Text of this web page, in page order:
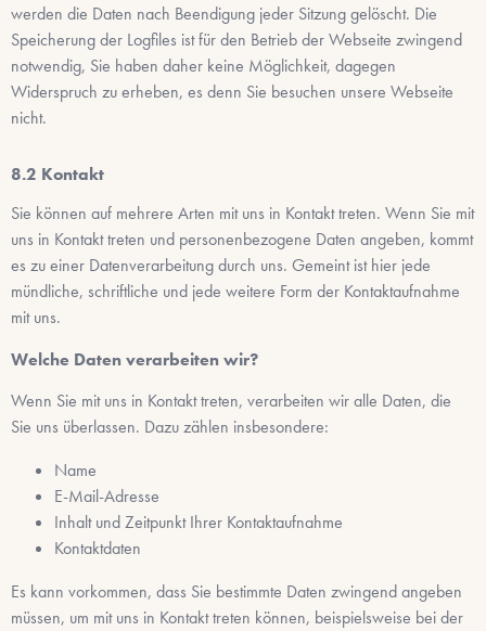
werden die Daten nach Beendigung jeder Sitzung gelöscht. Die
Speicherung der Logfiles ist für den Betrieb der Webseite zwingend
notwendig, Sie haben daher keine Möglichkeit, dagegen
Widerspruch zu erheben, es denn Sie besuchen unsere Webseite
nicht.
Kontakt
Sie können auf mehrere Arten mit uns in Kontakt treten. Wenn Sie mit
uns in Kontakt treten und personenbezogene Daten angeben, kommt
es zu einer Datenverarbeitung durch uns. Gemeint ist hier jede
mündliche, schriftliche und jede weitere Form der Kontaktaufnahme
mit uns.
Welche Daten verarbeiten wir?
Wenn Sie mit uns in Kontakt treten, verarbeiten wir alle Daten, die
Sie uns überlassen. Dazu zählen insbesondere:
Name
E-Mail-Adresse
Inhalt und Zeitpunkt Ihrer Kontaktaufnahme
Kontaktdaten
Es kann vorkommen, dass Sie bestimmte Daten zwingend angeben
müssen, um mit uns in Kontakt treten können, beispielsweise bei der